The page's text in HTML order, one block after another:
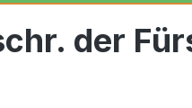
der